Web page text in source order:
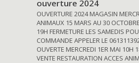
ouverture 2024
OUVERTURE 2024 MAGASIN
ANIMAUX 15 MARS AU 30
19H FERMETURE LES SAMEDIS
COMMANDE APPELER LE
OUVERTE MERCREDI 1ER MAI 10H
VENTE RESTAURATION ACCES